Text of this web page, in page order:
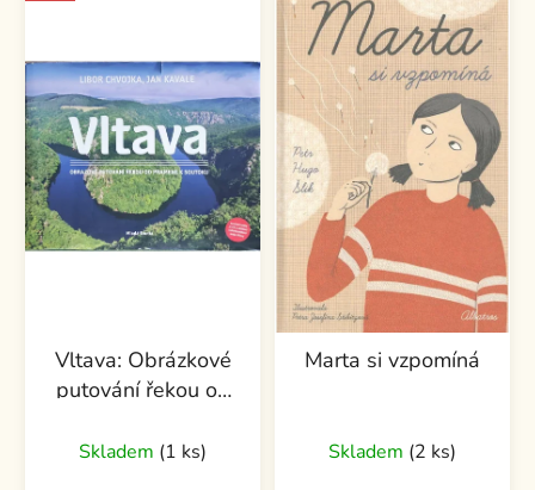
Vltava: Obrázkové
putování řekou od
+ CD
Skladem (1 ks)
Marta si vzpomíná
Skladem (2 ks)